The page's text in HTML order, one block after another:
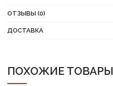
ОТЗЫВЫ (0)
ДОСТАВКА
ПОХОЖИЕ ТОВАРЫ